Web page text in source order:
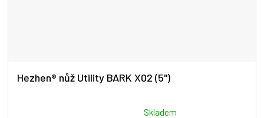
Hezhen® nůž Utility BARK X02 (5")
Skladem